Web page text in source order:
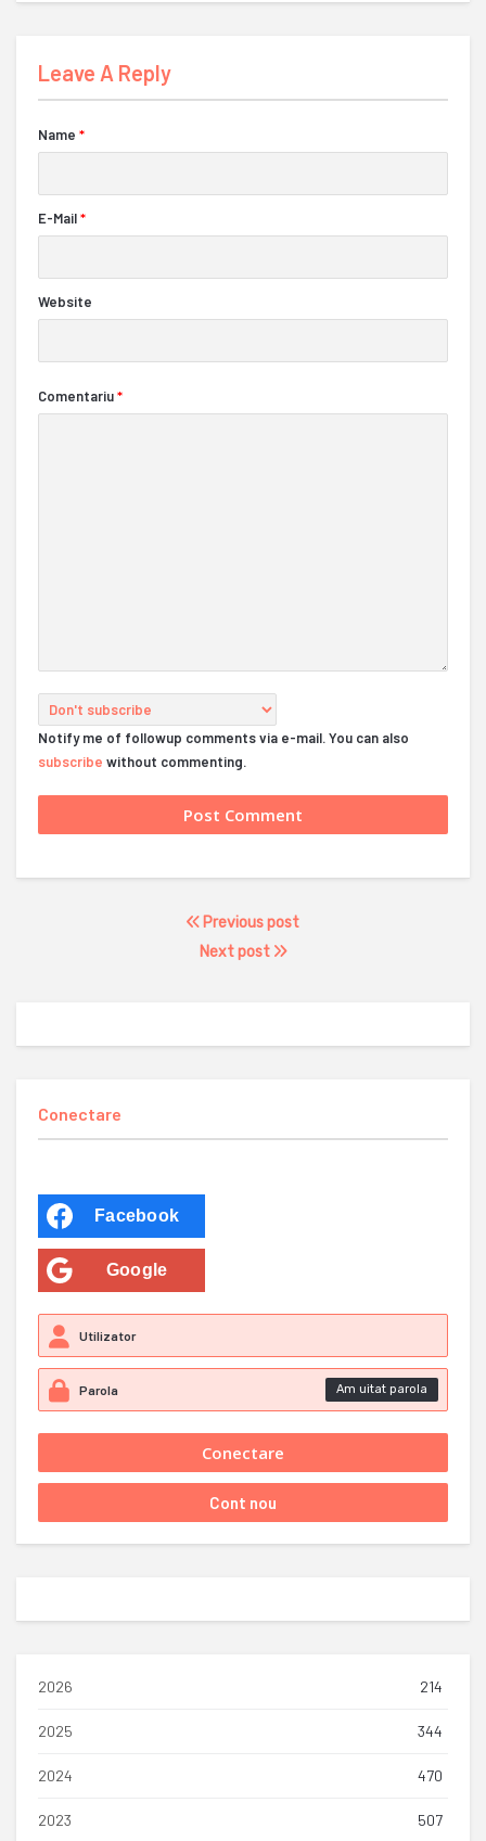
Leave A Reply
Name *
E-Mail*
Website
Comentariu*
Notify me of followup comments via e-mail. You can also
subscribe without commenting.
Previous post
Next post
Conectare
Facebook
Google
Am uitat parola
2026 214
2025 344
2024 470
2023 507